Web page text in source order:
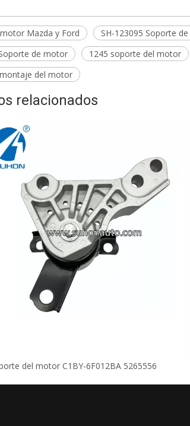
Mazda y Ford SH-123095 Soporte
de motor
1245 soporte del motor
del motor
relacionados
del motor C1BY-6F012BA 5265556